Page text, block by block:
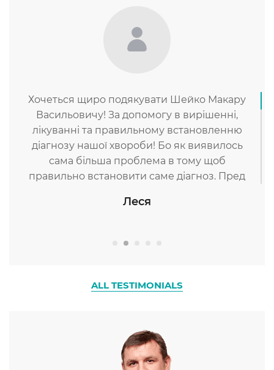
Хочеться щиро подякувати Шейко Макару
Васильовичу! За допомогу в вирішенні,
лікуванні та правильному встановленню
діагнозу нашої хвороби! Бо як виявилось
сама більша проблема в тому щоб
правильно встановити саме діагноз. Пред
прекрасний день опускається повіка,
все, пройшло і нічого не бачимо, можливо
ще одна повіка і додається двоїння в очах,
швидка стомлюваність. Що ми пережили
один Бог знає. Слава Богу що нам порадили
Леся
ALL TESTIMONIALS